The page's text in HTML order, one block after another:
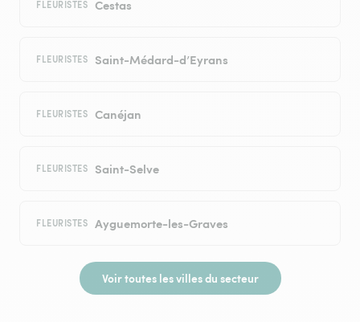
FLEURISTES Cestas
FLEURISTES Saint-Médard-d’Eyrans
FLEURISTES Canéjan
FLEURISTES Saint-Selve
FLEURISTES Ayguemorte-les-Graves
Voir toutes les villes du secteur